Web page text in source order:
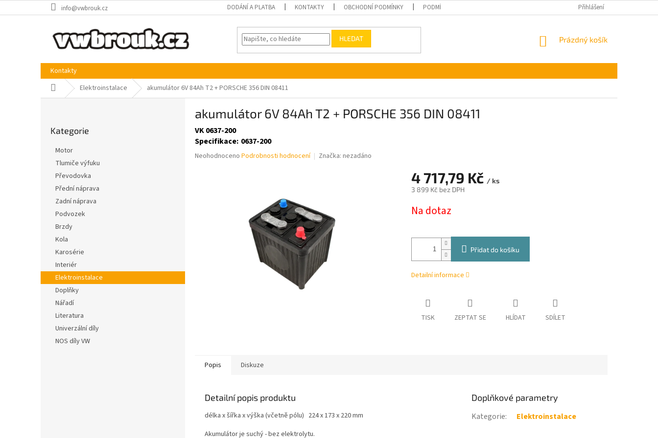
na
info@vwbrouk.cz DODÁNÍ A PLATBA KONTAKTY OBCHODNÍ PODMÍNKY PODMÍNKY OCHRANY OSOBNÍCH ÚDAJŮ Přihlášení
HLEDAT
NÁKUPNÍ
Prázdný košík
Kontakty
Domů Elektroinstalace akumulátor 6V 84Ah T2 + PORSCHE 356 DIN 08411
kategorie
Kategorie
Motor
Tlumiče výfuku
Převodovka
Přední náprava
Zadní náprava
Podvozek
Brzdy
Kola
Karosérie
Interiér
Elektroinstalace
Doplňky
Nářadí
Literatura
Univerzální díly
NOS díly VW
akumulátor 6V 84Ah T2 + PORSCHE 356 DIN 08411
VK 0637-200
Specifikace: 0637-200
Průměrné
Neohodnoceno Podrobnosti hodnocení Značka: nezadáno
4 717,79 Kč / ks
3 899 Kč bez DPH
cena:
Na dotaz
Přidat do košíku
Detailní informace
TISK ZEPTAT SE HLÍDAT SDÍLET
Popis Diskuze
Detailní popis produktu
délka x šířka x výška (včetně pólu) 224 x 173 x 220 mm
Akumulátor je suchý - bez elektrolytu.
Doplňkové parametry
Kategorie: Elektroinstalace